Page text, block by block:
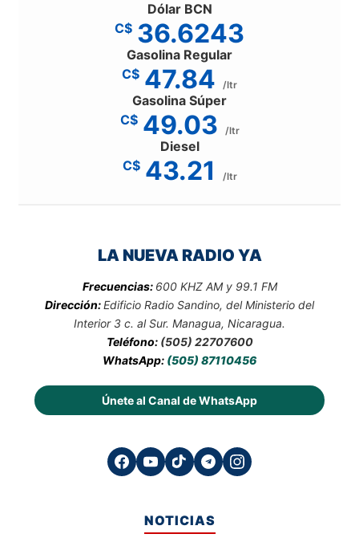
Dólar BCN
C$ 36.6243
Gasolina Regular
C$ 47.84 /ltr
Gasolina Súper
C$ 49.03 /ltr
Diesel
C$ 43.21 /ltr
LA NUEVA RADIO YA
Frecuencias: 600 KHZ AM y 99.1 FM
Dirección:Edificio Radio Sandino, del Ministerio del
Interior 3 c. al Sur. Managua, Nicaragua.
Teléfono: (505) 22707600
WhatsApp: (505) 87110456
Únete al Canal de WhatsApp
NOTICIAS